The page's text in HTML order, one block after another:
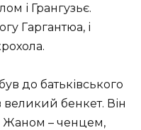
і Грангузьє.
Гаргантюа, і
до батьківського
великий бенкет. Він
Жаном – ченцем,